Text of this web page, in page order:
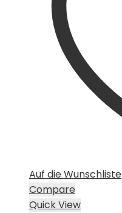
Auf die Wunschliste
Compare
Quick View